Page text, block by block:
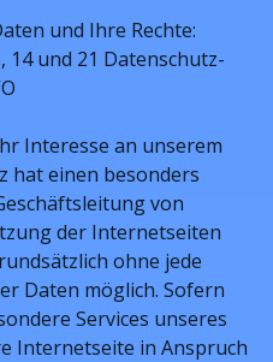
und Ihre Rechte:
und 21 Datenschutz-
Interesse an unserem
hat einen besonders
von
der Internetseiten
ohne jede
Daten möglich. Sofern
Services unseres
Internetseite in Anspruch